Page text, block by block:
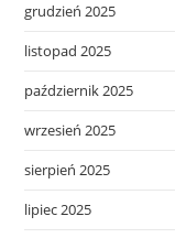
grudzień 2025
listopad 2025
październik 2025
wrzesień 2025
sierpień 2025
lipiec 2025